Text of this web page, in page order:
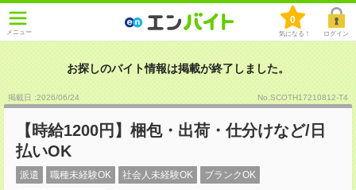
メニュー
0
気になる！ ログイン
お探しのバイト情報は掲載が終了しました。
掲載日 :2026/06/24 No.SCOTH17210812-T4
【時給1200円】梱包・出荷・仕分けなど/日
払いOK
派遣 職種未経験OK 社会人未経験OK ブランクOK